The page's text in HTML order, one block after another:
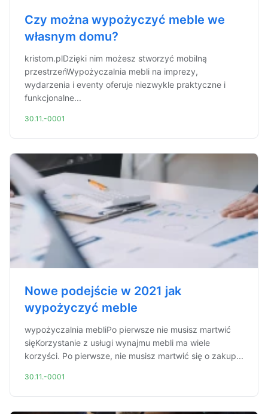
Czy można wypożyczyć meble we
własnym domu?
kristom.plDzięki nim możesz stworzyć mobilną
przestrzeńWypożyczalnia mebli na imprezy,
wydarzenia i eventy oferuje niezwykle praktyczne i
funkcjonalne...
30.11.-0001
Nowe podejście w 2021 jak
wypożyczyć meble
wypożyczalnia mebliPo pierwsze nie musisz martwić
sięKorzystanie z usługi wynajmu mebli ma wiele
korzyści. Po pierwsze, nie musisz martwić się o zakup...
30.11.-0001